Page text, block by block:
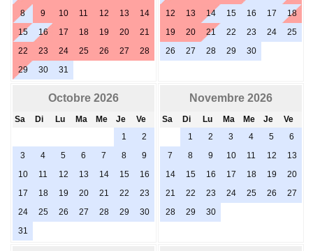
8
9 10 11 12 13
14
15
16 17 18 19 20
21
22
23 24 25 26 27
28
29
30 31
12
13 14 15 16 17
18
19
20 21 22 23 24
25
26
27 28 29 30
Octobre 2026
Sa Di Lu Ma Me Je
Ve
1
2
3
4 5 6 7 8
9
10
11 12 13 14 15
16
17
18 19 20 21 22
23
24
25 26 27 28 29
30
31
Novembre 2026
Sa Di Lu Ma Me Je
Ve
1
2 3 4 5
6
7
8 9 10 11 12
13
14
15 16 17 18 19
20
21
22 23 24 25 26
27
28
29 30